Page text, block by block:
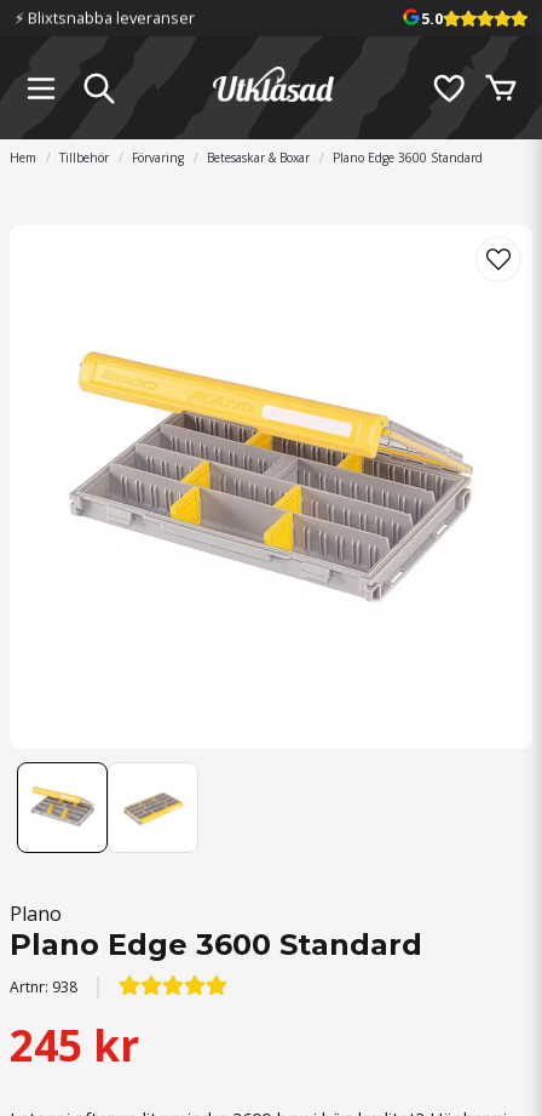
⚡️ Blixtsnabba leveranser 5.0
Hem Tillbehör Förvaring Betesaskar & Boxar Plano Edge 3600 Standard
Plano
Plano Edge 3600 Standard
Artnr: 938
245 kr